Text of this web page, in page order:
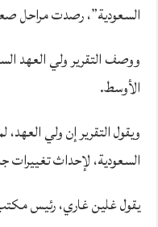
السعودية”، رصدت مراحل
ووصف التقرير ولي العهد
الأوسط.
ويقول التقرير إن ولي
السعودية، لإحداث تغييرات
يقول غلين غاري، رئيس